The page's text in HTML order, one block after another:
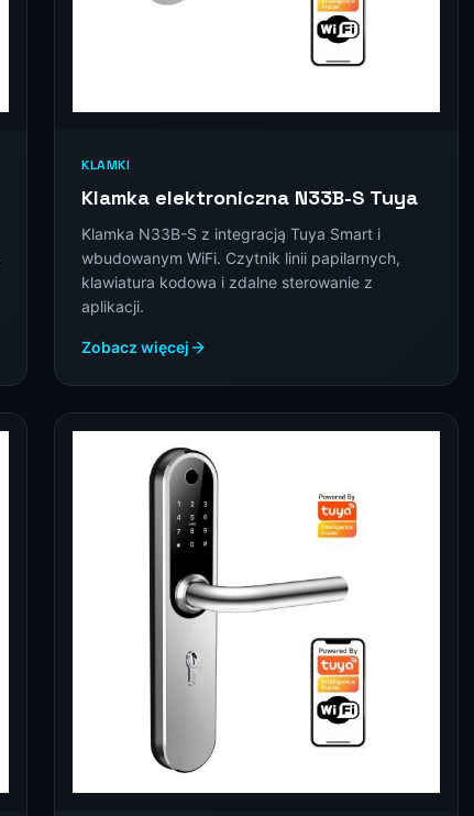
KLAMKI
Klamka elektroniczna N33B-S Tuya
Klamka N33B-S z integracją Tuya Smart i
wbudowanym WiFi. Czytnik linii papilarnych,
klawiatura kodowa i zdalne sterowanie z
aplikacji.
Zobacz więcej